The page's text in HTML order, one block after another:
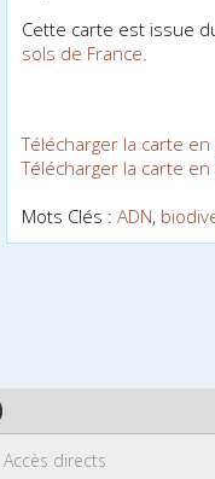
Cette carte est issue
sols de France.
Télécharger la carte
Télécharger la carte
Mots Clés : ADN,
Accès directs